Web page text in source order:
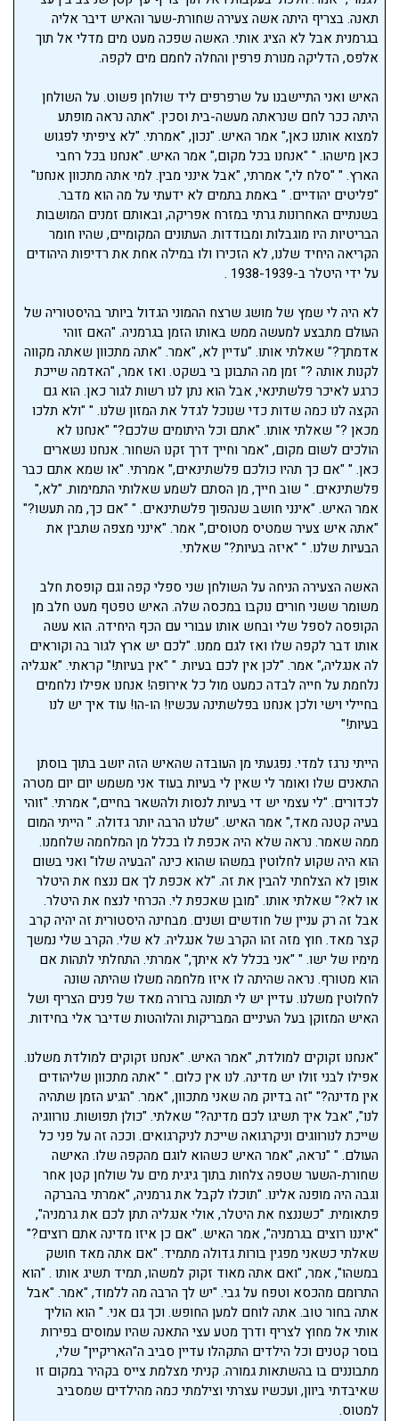
תאנה. בצריף היתה אשה צעירה שחורת-שער והאיש דיבר אליה
בגרמנית אבל לא הציג אותי. האשה שפכה מעט מים מדלי אל תוך
אלפס, הדליקה מנורת פרפין והחלה לחמם מים לקפה.
האיש ואני התיישבנו על שרפרפים ליד שולחן פשוט. על השולחן
היתה ככר לחם שנראתה מעשה-בית וסכין. "אתה נראה מופתע
למצוא אותנו כאן," אמר האיש. "נכון, "אמרתי. "לא ציפיתי לפגוש
כאן מישהו. " "אנחנו בכל מקום," אמר האיש. "אנחנו בכל רחבי
הארץ. " "סלח לי," אמרתי, "אבל אינני מבין. למי אתה מתכוון אנחנו"
"פליטים יהודיים. " באמת בתמים לא ידעתי על מה הוא מדבר.
בשנתיים האחרונות גרתי במזרח אפריקה, ובאותם זמנים המושבות
הבריטיות היו מוגבלות ומבודדות. העתונים המקומיים, שהיו חומר
הקריאה היחיד שלנו, לא הזכירו ולו במילה אחת את רדיפות היהודים
על ידי היטלר ב-1938-1939 .
לא היה לי שמץ של מושג שרצח ההמוני הגדול ביותר בהיסטוריה של
העולם מתבצע למעשה ממש באותו הזמן בגרמניה. "האם זוהי
אדמתך?" שאלתי אותו. "עדיין לא, "אמר. "אתה מתכוון שאתה מקווה
לקנות אותה ?" זמן מה התבונן בי בשקט. ואז אמר, "האדמה שייכת
כרגע לאיכר פלשתינאי, אבל הוא נתן לנו רשות לגור כאן. הוא גם
הקצה לנו כמה שדות כדי שנוכל לגדל את המזון שלנו. " "ולא תלכו
מכאן ?" שאלתי אותו. "אתם וכל היתומים שלכם?" "אנחנו לא
הולכים לשום מקום, "אמר וחייך דרך זקנו השחור. אנחנו נשארים
כאן. " "אם כך תהיו כולכם פלשתינאים," אמרתי. "או שמא אתם כבר
פלשתינאים. " שוב חייך, מן הסתם לשמע שאלותי התמימות. "לא,"
אמר האיש. "אינני חושב שנהפוך פלשתינאים. " "אם כך, מה תעשו?"
"אתה איש צעיר שמטיס מטוסים," אמר. "אינני מצפה שתבין את
הבעיות שלנו. " "איזה בעיות?" שאלתי.
האשה הצעירה הניחה על השולחן שני ספלי קפה וגם קופסת חלב
משומר ששני חורים נוקבו במכסה שלה. האיש טפטף מעט חלב מן
הקופסה לספל שלי ובחש אותו עבורי עם הכף היחידה. הוא עשה
אותו דבר לקפה שלו ואז לגם ממנו. "לכם יש ארץ לגור בה וקוראים
לה אנגליה," אמר. "לכן אין לכם בעיות. " "אין בעיות!" קראתי. "אנגליה
נלחמת על חייה לבדה כמעט מול כל אירופה! אנחנו אפילו נלחמים
בחיילי וישי ולכן אנחנו בפלשתינה עכשיו! הו-הו! עוד איך יש לנו
בעיות!"
הייתי נרגז למדי. נפגעתי מן העובדה שהאיש הזה יושב בתוך בוסתן
התאנים שלו ואומר לי שאין לי בעיות בעוד אני משמש יום יום מטרה
לכדורים. "לי עצמי יש די בעיות לנסות ולהשאר בחיים," אמרתי. "זוהי
בעיה קטנה מאד," אמר האיש. "שלנו הרבה יותר גדולה. " הייתי המום
ממה שאמר. נראה שלא היה אכפת לו בכלל מן המלחמה שלחמנו.
הוא היה שקוע לחלוטין במשהו שהוא כינה "הבעיה שלו" ואני בשום
אופן לא הצלחתי להבין את זה. "לא אכפת לך אם ננצח את היטלר
או לא?" שאלתי אותו. "מובן שאכפת לי. הכרחי לנצח את היטלר.
אבל זה רק עניין של חודשים ושנים. מבחינה היסטורית זה יהיה קרב
קצר מאד. חוץ מזה זהו הקרב של אנגליה. לא שלי. הקרב שלי נמשך
מימיו של ישו. " "אני בכלל לא איתך," אמרתי. התחלתי לתהות אם
הוא מטורף. נראה שהיתה לו איזו מלחמה משלו שהיתה שונה
לחלוטין משלנו. עדיין יש לי תמונה ברורה מאד של פנים הצריף ושל
האיש המזוקן בעל העיניים המבריקות והלוהטות שדיבר אלי בחידות.
"אנחנו זקוקים למולדת, "אמר האיש. "אנחנו זקוקים למולדת משלנו.
אפילו לבני זולו יש מדינה. לנו אין כלום. " "אתה מתכוון שליהודים
אין מדינה?" "זה בדיוק מה שאני מתכוון, "אמר. "הגיע הזמן שתהיה
לנו", "אבל איך תשיגו לכם מדינה?" שאלתי. "כולן תפושות. נורווגיה
שייכת לנורווגים וניקרגואה שייכת לניקרגואים. וככה זה על פני כל
העולם. " "נראה, "אמר האיש כשהוא לוגם מהקפה שלו. האישה
שחורת-השער שטפה צלחות בתוך גיגית מים על שולחן קטן אחר
וגבה היה מופנה אלינו. "תוכלו לקבל את גרמניה, "אמרתי בהברקה
פתאומית. "כשננצח את היטלר, אולי אנגליה תתן לכם את גרמניה",
"איננו רוצים בגרמניה", אמר האיש. "אם כן איזו מדינה אתם רוצים?"
שאלתי כשאני מפגין בורות גדולה מתמיד. "אם אתה מאד חושק
במשהו", אמר, "ואם אתה מאוד זקוק למשהו, תמיד תשיג אותו . "הוא
התרומם מהכסא וטפח על גבי. "יש לך הרבה מה ללמוד, "אמר. "אבל
אתה בחור טוב. אתה לוחם למען החופש. וכך גם אני. " הוא הוליך
אותי אל מחוץ לצריף ודרך מטע עצי התאנה שהיו עמוסים בפירות
בוסר קטנים וכל הילדים התקהלו עדיין סביב ה"האריקיין" שלי,
מתבוננים בו בהשתאות גמורה. קניתי מצלמת צייס בקהיר במקום זו
שאיבדתי ביוון, ועכשיו עצרתי וצילמתי כמה מהילדים שמסביב
למטוס.